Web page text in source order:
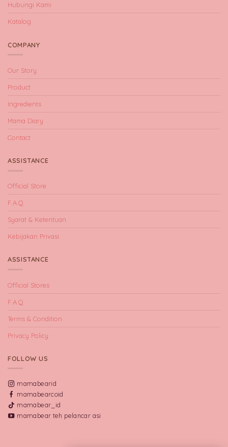
Hubungi Kami
Katalog
COMPANY
Our Story
Product
Ingredients
Mama Diary
Contact
ASSISTANCE
Official Store
F.A.Q
Syarat & Ketentuan
Kebijakan Privasi
ASSISTANCE
Official Stores
F.A.Q
Terms & Condition
Privacy Policy
FOLLOW US
mamabearid
mamabearcoid
mamabear_id
mamabear teh pelancar asi